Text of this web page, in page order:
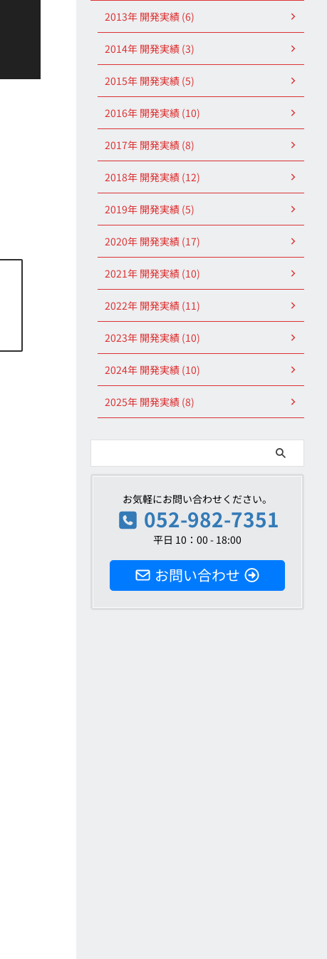
2013年 開発実績 (6)
2014年 開発実績 (3)
2015年 開発実績 (5)
2016年 開発実績 (10)
2017年 開発実績 (8)
2018年 開発実績 (12)
2019年 開発実績 (5)
2020年 開発実績 (17)
2021年 開発実績 (10)
2022年 開発実績 (11)
2023年 開発実績 (10)
2024年 開発実績 (10)
2025年 開発実績 (8)
お気軽にお問い合わせください。
052-982-7351
平日 10：00 - 18:00
お問い合わせ